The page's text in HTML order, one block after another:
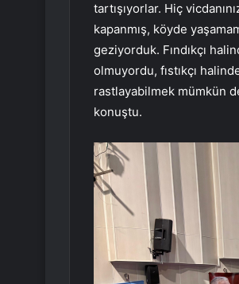
tartışıyorlar. Hiç
kapanmış, köyde
geziyorduk. Fındıkçı
olmuyordu, fıstıkçı
rastlayabilmek mümkün
konuştu.